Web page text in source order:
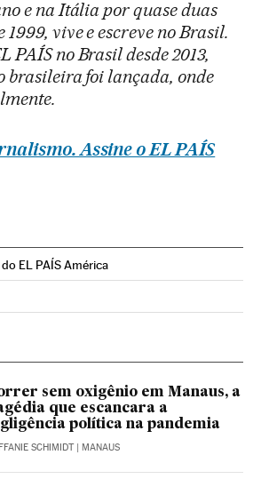
e na Itália por quase duas
1999, vive e escreve no Brasil.
PAÍS no Brasil desde 2013,
brasileira foi lançada, onde
Assine o EL PAÍS
EL PAÍS América
en Twitter
Brasil en Instagram
País Brasil en Facebook
sem oxigênio em Manaus, a
que escancara a
política na pandemia
SCHIMIDT| MANAUS